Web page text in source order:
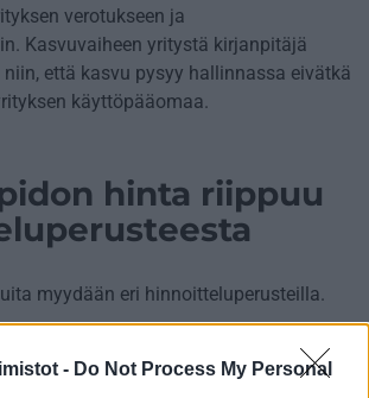
- Do Not Process My Personal
verotukseen ja
Kasvuvaiheen yritystä kirjanpitäjä
että kasvu pysyy hallinnassa eivätkä
käyttöpääomaa.
hinta riippuu
myydään eri hinnoitteluperusteilla.
tai näiden yhdistelmään, tai se voi